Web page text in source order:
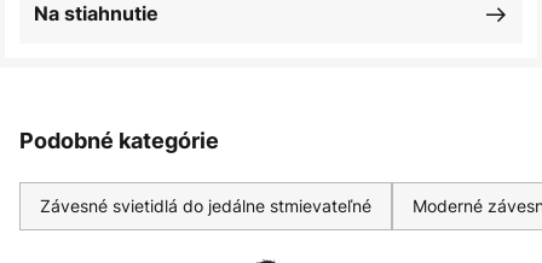
Na stiahnutie
Podobné kategórie
Závesné svietidlá do jedálne stmievateľné Moderné